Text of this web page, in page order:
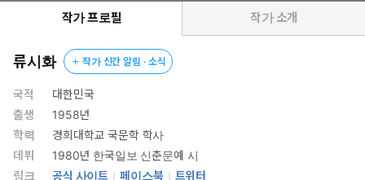
서 노래하는 것이 아니다. 노래를 갖고 있기 때문에 노래하는 것이
다. 삶이 힘든 시기일수록 마음속에 아름다운 어떤 것을 품고 다녀야
한다. 그 아름다움이 우리를 구원한다.”
「내가 생각한 인생이 아니야」 「자신이 좋아하는 색으로 자신을
정의하라」 「나의 지음을 찾아서」 「깃털의 가벼움이 아니라 새
의 가벼움으로」 「성장기에 읽은 책을 빌려주는 도서관」 「웃음
은 마지막 눈물 속에 숨어 있었어」 「플랜A는 나의 계획, 플랜B는
신의 계획」 「자기 앞에 놓인 길을 볼 수 있다면」 등 글의 힘으로
많은 독자의 삶을 변화시켜 온 작가의 글 42편 수록.
작가 프로필 작가 소개
류시화 작가 신간 알림 · 소식
국적
대한민국
출생
1958년
학력
경희대학교 국문학 학사
데뷔
1980년 한국일보 신춘문예 시
링크
공식 사이트 페이스북 트위터